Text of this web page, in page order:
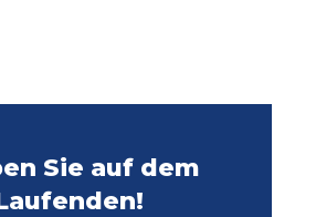
Sie auf dem